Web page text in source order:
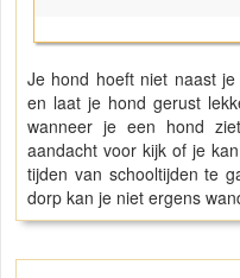
Je hond hoeft niet naast
en laat je hond gerust
wanneer je een hond
aandacht voor kijk of je
tijden van schooltijden te
dorp kan je niet ergens